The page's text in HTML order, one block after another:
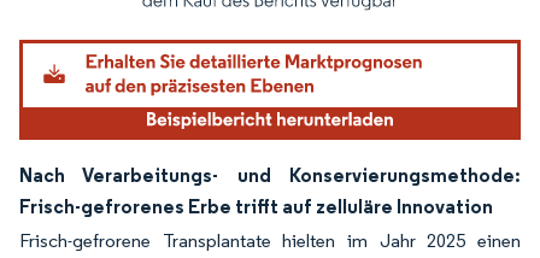
Nach Verarbeitungs- und Konservierungsmethode:
Frisch-gefrorenes Erbe trifft auf zelluläre Innovation
Frisch-gefrorene Transplantate hielten im Jahr 2025 einen